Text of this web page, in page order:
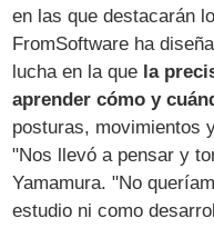
en las que destacarán
FromSoftware ha
lucha en la que la
aprender cómo y
posturas, movimientos
"Nos llevó a pensar y
Yamamura. "No
estudio ni como